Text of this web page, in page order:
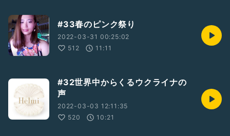
#33春のピンク祭り
2022-03-31 00:25:02
512
11:11
#32世界中からくるウクライナの
声
2022-03-03 12:11:35
520
10:21